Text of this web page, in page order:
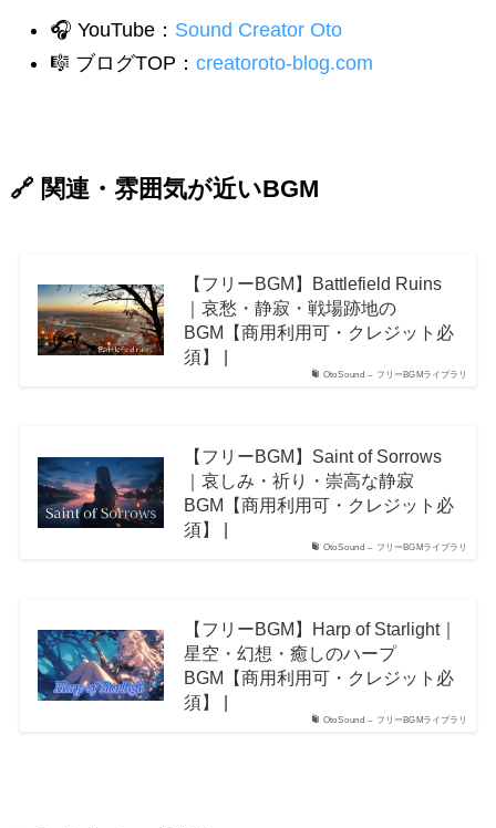
🎧 YouTube： Sound Creator Oto
🎼 ブログTOP： creatoroto-blog.com
🔗 関連・雰囲気が近いBGM
OtoSound – フリーBGMライブラリ
【フリーBGM】Battlefield Ruins
｜哀愁・静寂・戦場跡地の
BGM【商用利用可・クレジット必
須】 |
OtoSound – フリーBGMライブラリ
【フリーBGM】Saint of Sorrows
｜哀しみ・祈り・崇高な静寂
BGM【商用利用可・クレジット必
須】 |
OtoSound – フリーBGMライブラリ
【フリーBGM】Harp of Starlight｜
星空・幻想・癒しのハープ
BGM【商用利用可・クレジット必
須】 |